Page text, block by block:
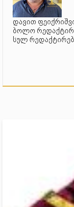
დავით
ბოლო
სულ